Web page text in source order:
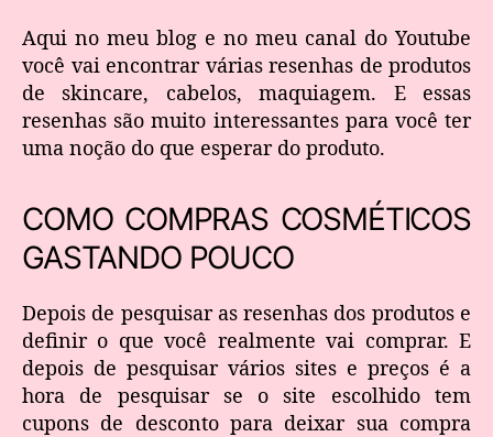
Aqui no meu blog e no meu canal do Youtube
você vai encontrar várias resenhas de produtos
de skincare, cabelos, maquiagem. E essas
resenhas são muito interessantes para você ter
uma noção do que esperar do produto.
COMO COMPRAS COSMÉTICOS
GASTANDO POUCO
Depois de pesquisar as resenhas dos produtos e
definir o que você realmente vai comprar. E
depois de pesquisar vários sites e preços é a
hora de pesquisar se o site escolhido tem
cupons de desconto para deixar sua compra